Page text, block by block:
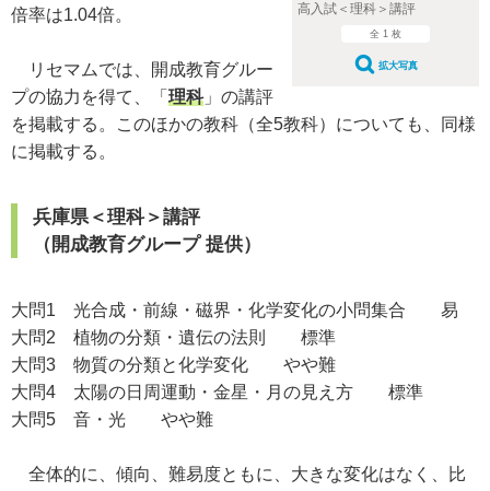
高入試＜理科＞講評
全 1 枚
拡大写真
倍率は1.04倍。
リセマムでは、開成教育グルー
プの協力を得て、「 理科」の講評
を掲載する。このほかの教科（全5教科）についても、同様
に掲載する。
兵庫県＜理科＞講評
（開成教育グループ 提供）
大問1 光合成・前線・磁界・化学変化の小問集合 易
大問2 植物の分類・遺伝の法則 標準
大問3 物質の分類と化学変化 やや難
大問4 太陽の日周運動・金星・月の見え方 標準
大問5 音・光 やや難
全体的に、傾向、難易度ともに、大きな変化はなく、比